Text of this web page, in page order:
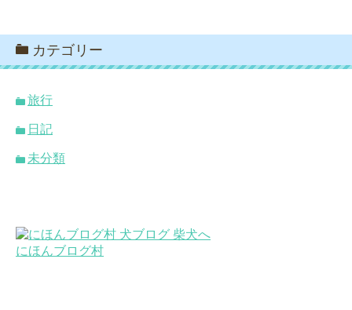
カテゴリー
旅行
日記
未分類
にほんブログ村